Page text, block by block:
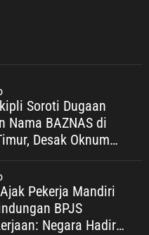
Soroti Dugaan
Nama BAZNAS di
Desak Oknum
Pekerja Mandiri
BPJS
Negara Hadir